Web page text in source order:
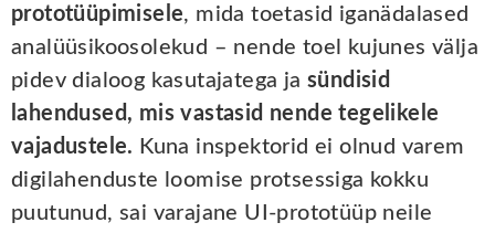
prototüüpimisele, mida toetasid iganädalased
analüüsikoosolekud – nende toel kujunes välja
pidev dialoog kasutajatega ja sündisid
lahendused, mis vastasid nende tegelikele
vajadustele. Kuna inspektorid ei olnud varem
digilahenduste loomise protsessiga kokku
puutunud, sai varajane UI-prototüüp neile